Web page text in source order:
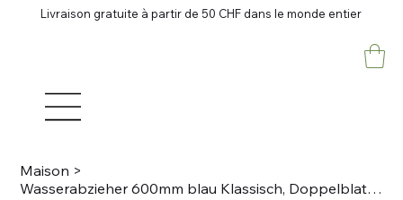
Livraison gratuite à partir de 50 CHF dans le monde entier
Maison >
Wasserabzieher 600mm blau Klassisch, Doppelblatt, PP Austauschkassette